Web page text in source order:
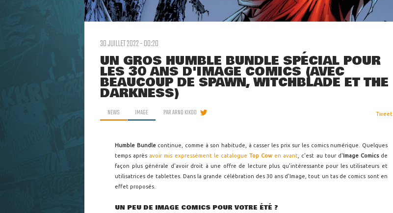
30 JUILLET 2022 - 00:20
UN GROS HUMBLE BUNDLE SPÉCIAL POUR
LES 30 ANS D'IMAGE COMICS (AVEC
BEAUCOUP DE SPAWN, WITCHBLADE ET THE
DARKNESS)
NEWS IMAGE PARARNO KIKOO Tweet
Humble Bundle continue, comme à son habitude, à casser les prix sur les comics numérique. Quelques
temps après avoir mis expressément le catalogue Top Cow en avant , c'est au tour d'Image Comics de
façon plus générale d'avoir droit à une offre de lecture plus qu'intéressante pour les utilisateurs et
utilisatrices de tablettes. Dans la grande célébration des 30 ans d'Image, tout un tas de comics sont en
effet proposés.
UN PEU DE IMAGE COMICS POUR VOTRE ÉTÉ ?